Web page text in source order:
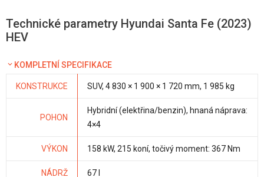
Technické parametry Hyundai Santa Fe (2023)
HEV
KOMPLETNÍ SPECIFIKACE
KONSTRUKCE SUV, 4 830 × 1 900 × 1 720 mm, 1 985 kg
POHON
Hybridní (elektřina/benzin), hnaná náprava:
4×4
VÝKON 158 kW, 215 koní, točivý moment: 367 Nm
NÁDRŽ 67 l